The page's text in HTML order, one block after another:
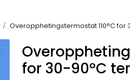
Overopphetingstermostat 110°C
for 30-90°C